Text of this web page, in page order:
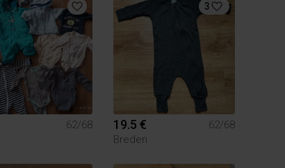
62/68
3
19.5 €
62/68
Breden